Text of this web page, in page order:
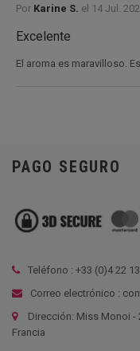
Por Karine S. el 14 Jul.
Excelente
El aroma es maravilloso.
PAGO SEGURO
Teléfono : +33 (0)4 22
Correo electrónico :
Dirección: Miss Monoi -
Francia